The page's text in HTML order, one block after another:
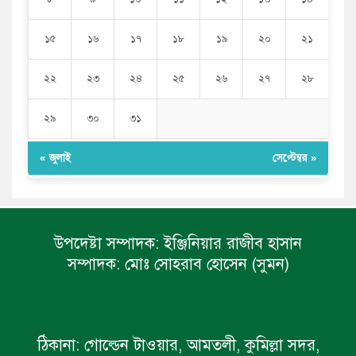
১৫ ১৬ ১৭ ১৮ ১৯ ২০ ২১
২২ ২৩ ২৪ ২৫ ২৬ ২৭ ২৮
২৯ ৩০ ৩১
« জুলাই সেপ্টেম্বর »
উপদেষ্টা সম্পাদক: ইঞ্জিনিয়ার রাজীব হাসান
সম্পাদক: মোঃ সোহরাব হোসেন (সুমন)
ঠিকানা: গোল্ডেন টাওয়ার, আমতলী, কুমিল্লা সদর,